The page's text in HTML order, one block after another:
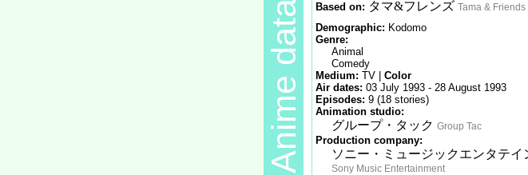
Anime data Based on: タマ&フレンズ Tama & Friends
Demographic: Kodomo
Genre:
Animal
Comedy
Medium: TV | Color
Air dates: 03 July 1993 - 28 August 1993
Episodes: 9 (18 stories)
Animation studio:
グループ・タック Group Tac
Production company:
ソニー・ミュージックエンタテイ
Sony Music Entertainment